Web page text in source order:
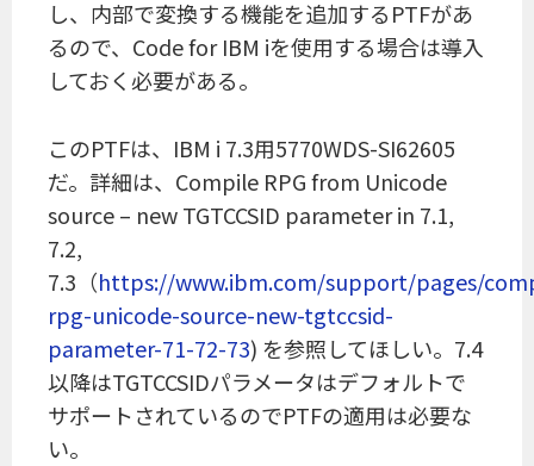
し、内部で変換する機能を追加するPTFがあ
るので、Code for IBM iを使用する場合は導入
しておく必要がある。
このPTFは、IBM i 7.3用5770WDS-SI62605
だ。詳細は、Compile RPG from Unicode
source – new TGTCCSID parameter in 7.1,
7.2,
7.3（https://www.ibm.com/support/pages/
rpg-unicode-source-new-tgtccsid-
parameter-71-72-73) を参照してほしい。7.4
以降はTGTCCSIDパラメータはデフォルトで
サポートされているのでPTFの適用は必要な
い。